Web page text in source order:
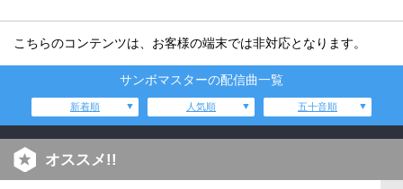
こちらのコンテンツは、お客様の端末では非対応となります。
サンボマスターの配信曲一覧
新着順 人気順 五十音順
オススメ!!